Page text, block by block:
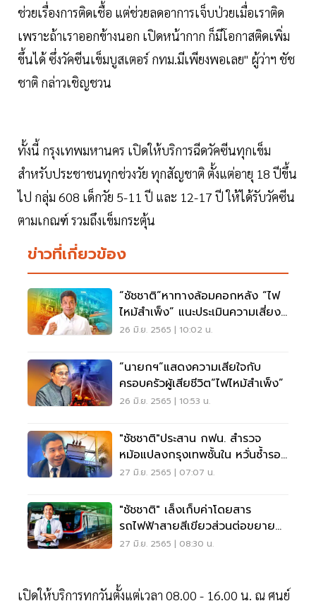
ช่วยเรื่องการติดเชื้อ แต่ช่วยลดอาการเจ็บป่วยเมื่อเราติด
เพราะถ้าเราออกข้างนอก เปิดหน้ากาก ก็มีโอกาสติดเพิ่ม
ขึ้นได้ ซึ่งวัคซีนเข็มบูสเตอร์ กทม.มีเพียงพอเลย" ผู้ว่าฯ ชัช
ชาติ กล่าวเชิญชวน
ทั้งนี้ กรุงเทพมหานคร เปิดให้บริการฉีดวัคซีนทุกเข็ม
สำหรับประชาชนทุกช่วงวัย ทุกสัญชาติ ตั้งแต่อายุ 18 ปีขึ้น
ไป กลุ่ม 608 เด็กวัย 5-11 ปี และ 12-17 ปี ให้ได้รับวัคซีน
ตามเกณฑ์ รวมถึงเข็มกระตุ้น
ข่าวที่เกี่ยวข้อง
“ชัชชาติ”หาทางล้อมคอกหลัง “ไฟ
ไหม้สำเพ็ง” แนะประเมินความเสี่ยง
บ้านตนเอง
26 มิ.ย. 2565 | 10:02 น.
“นายกฯ”แสดงความเสียใจกับ
ครอบครัวผู้เสียชีวิต“ไฟไหม้สำเพ็ง”
26 มิ.ย. 2565 | 10:53 น.
"ชัชชาติ"ประสาน กฟน. สำรวจ
หม้อแปลงกรุงเทพชั้นใน หวั่นซ้ำรอย
ไฟไหม้สำเพ็ง
27 มิ.ย. 2565 | 07:07 น.
"ชัชชาติ" เล็งเก็บค่าโดยสาร
รถไฟฟ้าสายสีเขียวส่วนต่อขยาย
คาดไม่เกิน 59 บาท
27 มิ.ย. 2565 | 08:30 น.
เปิดให้บริการทุกวันตั้งแต่เวลา 08.00 - 16.00 น. ณ ศูนย์